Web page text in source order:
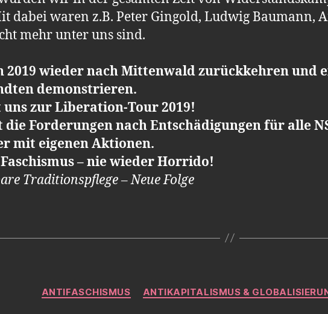
dabei waren z.B. Peter Gingold, Ludwig Baumann,
mehr unter uns sind.
2019 wieder nach Mittenwald zurückkehren und
demonstrieren.
zur Liberation-Tour 2019!
Forderungen nach Entschädigungen für alle
mit eigenen Aktionen.
– nie wieder Horrido!
Traditionspflege – Neue Folge
Kategorien
ANTIFASCHISMUS ANTIKAPITALISMUS &